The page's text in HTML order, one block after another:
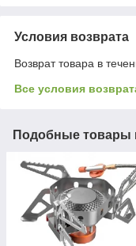
Условия возврата
Возврат товара в
Все условия
Подобные товары